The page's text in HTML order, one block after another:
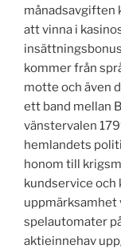
månadsavgiften
att vinna i
kommer från
motte och även
ett band mellan
vänstervalen
hemlandets
honom till
kundservice och
uppmärksamhet
spelautomater
aktieinnehav